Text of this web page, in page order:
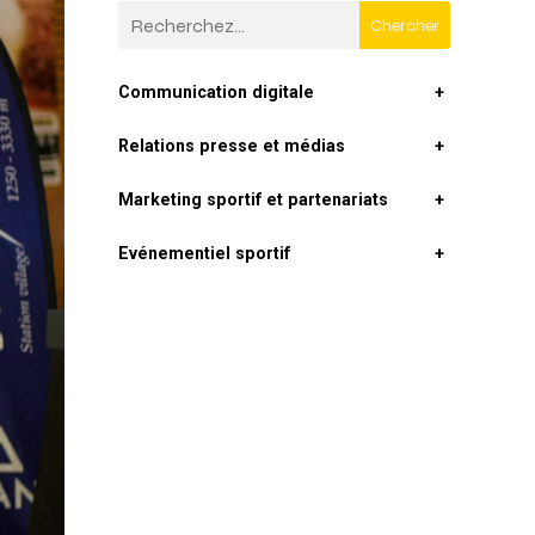
Chercher
Communication digitale +
Relations presse et médias +
Marketing sportif et partenariats +
Evénementiel sportif +